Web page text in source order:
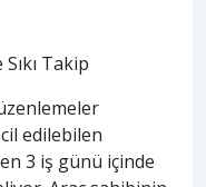
Takip
edilebilen
3 iş günü içinde